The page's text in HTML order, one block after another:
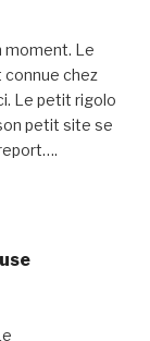
moment. Le
connue chez
Le petit rigolo
petit site se